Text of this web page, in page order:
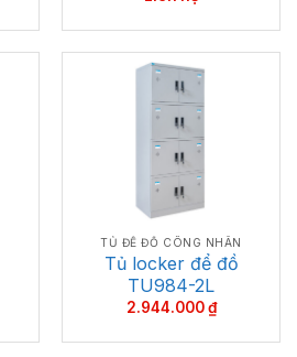
TỦ ĐỂ ĐỒ CÔNG NHÂN
Tủ locker để đồ
TU984-2L
2.944.000₫